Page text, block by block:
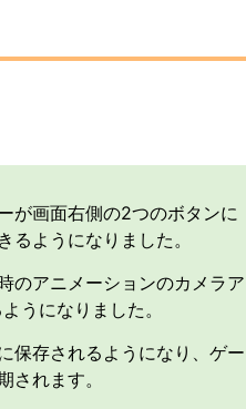
が画面右側の2つのボタンに
ようになりました。
のアニメーションのカメラア
うになりました。
保存されるようになり、ゲー
れます。